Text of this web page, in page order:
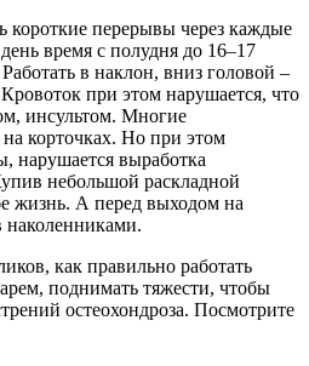
короткие перерывы через каждые
время с полудня до 16–17
в наклон, вниз головой –
при этом нарушается, что
инсультом. Многие
корточках. Но при этом
нарушается выработка
небольшой раскладной
жизнь. А перед выходом на
наколенниками.
как правильно работать
поднимать тяжести, чтобы
остеохондроза. Посмотрите